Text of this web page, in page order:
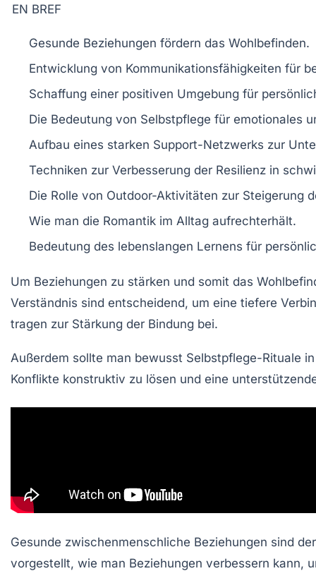
EN BREF
Gesunde Beziehungen fördern das Wohlbefinden.
Entwicklung von Kommunikationsfähigkeiten für
Schaffung einer positiven Umgebung für
Die Bedeutung von Selbstpflege für emotionales
Aufbau eines starken Support-Netzwerks zur
Techniken zur Verbesserung der Resilienz in
Die Rolle von Outdoor-Aktivitäten zur Steigerung
Wie man die Romantik im Alltag aufrechterhält.
Bedeutung des lebenslangen Lernens für
Um Beziehungen zu stärken und somit das
Verständnis sind entscheidend, um eine tiefere
tragen zur Stärkung der Bindung bei.
Außerdem sollte man bewusst Selbstpflege-Rituale
Konflikte konstruktiv zu lösen und eine
Gesunde zwischenmenschliche Beziehungen sind
vorgestellt, wie man Beziehungen verbessern kann,